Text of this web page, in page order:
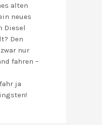
alten
neues
Diesel
Den
nur
fahren –
ja